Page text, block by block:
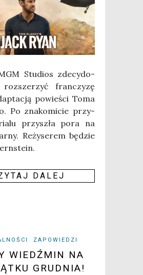
Stu­dios zde­cy­do­
roz­sze­rzyć fran­czy­zę
powie­ści Toma
Po zna­ko­mi­cie przy­
przy­szła pora na
Reży­se­rem będzie
DALEJ
ZAPOWIEDZI
WIEDŹMIN NA
GRUDNIA!